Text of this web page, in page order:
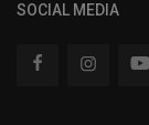
SOCIAL MEDIA